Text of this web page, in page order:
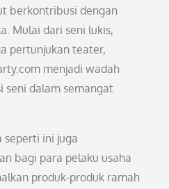
berkontribusi dengan
Mulai dari seni lukis,
pertunjukan teater,
menjadi wadah
seni dalam semangat
seperti ini juga
bagi para pelaku usaha
produk-produk ramah